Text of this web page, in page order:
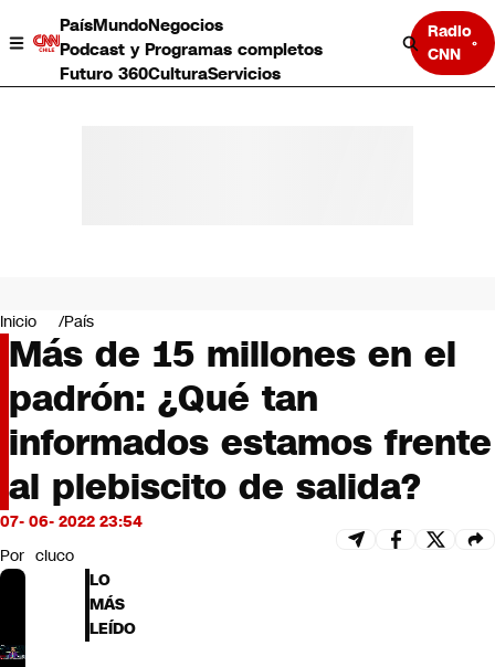
PaísMundoNegocios
Podcast y Programas completos
Futuro 360CulturaServicios
Radio
CNN
Negocios
Deportes
Programas completos
Cultura
Servicios
Bits
CNN tiempo
Futuro 360
Inicio País
Más de 15 millones en el
padrón: ¿Qué tan
informados estamos frente
al plebiscito de salida?
07- 06- 2022 23:54
Por cluco
LO
MÁS
LEÍDO